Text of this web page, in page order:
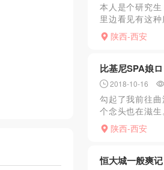
本人是个研究
里边看见有这
牌直接在大街
下，到了二楼
陕西-西安
2018-10-16
勾起了我前往
个念头也在滋
我就不再赘述
下，并提示有
陕西-西安
恒大城一般爽记